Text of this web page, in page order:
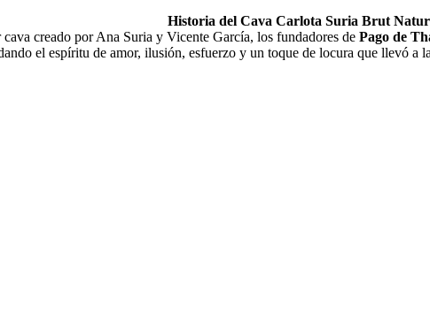
Historia del Cava Carlota Suria Brut
creado por Ana Suria y Vicente García, los fundadores de Pago de
el espíritu de amor, ilusión, esfuerzo y un toque de locura que llevó a